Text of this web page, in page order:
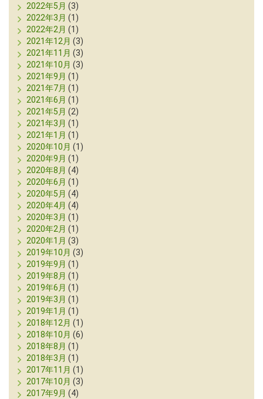
2022年5月 (3)
2022年3月 (1)
2022年2月 (1)
2021年12月 (3)
2021年11月 (3)
2021年10月 (3)
2021年9月 (1)
2021年7月 (1)
2021年6月 (1)
2021年5月 (2)
2021年3月 (1)
2021年1月 (1)
2020年10月 (1)
2020年9月 (1)
2020年8月 (4)
2020年6月 (1)
2020年5月 (4)
2020年4月 (4)
2020年3月 (1)
2020年2月 (1)
2020年1月 (3)
2019年10月 (3)
2019年9月 (1)
2019年8月 (1)
2019年6月 (1)
2019年3月 (1)
2019年1月 (1)
2018年12月 (1)
2018年10月 (6)
2018年8月 (1)
2018年3月 (1)
2017年11月 (1)
2017年10月 (3)
2017年9月 (4)